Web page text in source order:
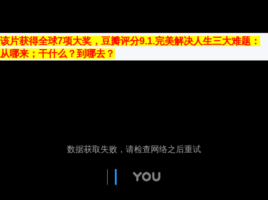
该片获得全球7项大奖，豆瓣评分9.1.完美解决人生三大难题：
从哪来；干什么？到哪去？